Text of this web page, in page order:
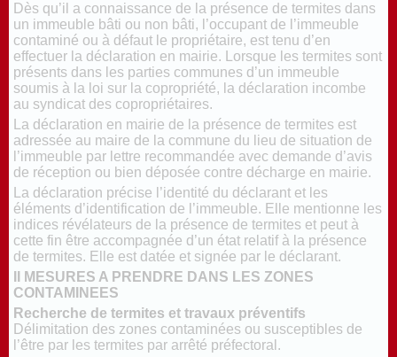
Dès qu’il a connaissance de la présence de termites dans
un immeuble bâti ou non bâti, l’occupant de l’immeuble
contaminé ou à défaut le propriétaire, est tenu d’en
effectuer la déclaration en mairie. Lorsque les termites sont
présents dans les parties communes d’un immeuble
soumis à la loi sur la copropriété, la déclaration incombe
au syndicat des copropriétaires.
La déclaration en mairie de la présence de termites est
adressée au maire de la commune du lieu de situation de
l’immeuble par lettre recommandée avec demande d’avis
de réception ou bien déposée contre décharge en mairie.
La déclaration précise l’identité du déclarant et les
éléments d’identification de l’immeuble. Elle mentionne les
indices révélateurs de la présence de termites et peut à
cette fin être accompagnée d’un état relatif à la présence
de termites. Elle est datée et signée par le déclarant.
II MESURES A PRENDRE DANS LES ZONES
CONTAMINEES
Recherche de termites et travaux préventifs
Délimitation des zones contaminées ou susceptibles de
l’être par les termites par arrêté préfectoral.